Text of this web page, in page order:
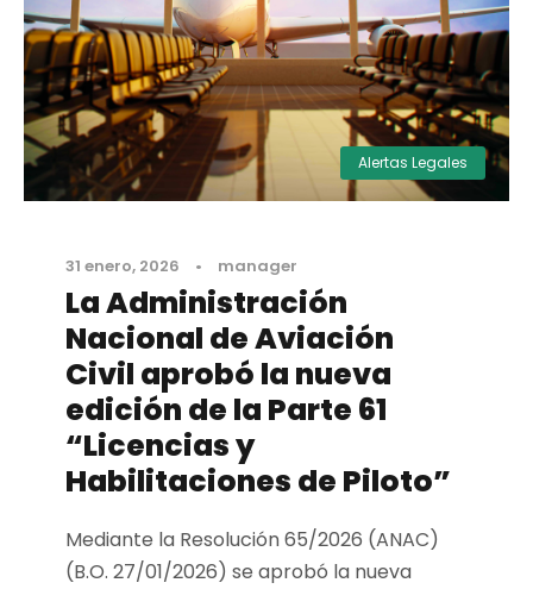
Alertas Legales
31 enero, 2026 • manager
La Administración
Nacional de Aviación
Civil aprobó la nueva
edición de la Parte 61
“Licencias y
Habilitaciones de Piloto”
Mediante la Resolución 65/2026 (ANAC)
(B.O. 27/01/2026) se aprobó la nueva